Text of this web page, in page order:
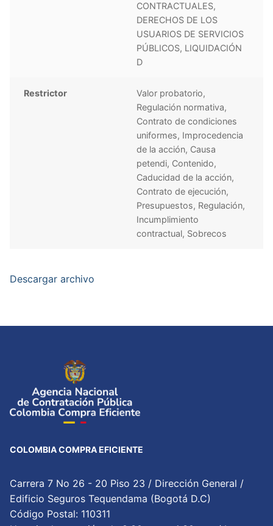
CONTRACTUALES,
DERECHOS DE LOS
USUARIOS DE SERVICIOS
PÚBLICOS, LIQUIDACIÓN
D
Restrictor
Valor probatorio,
Regulación normativa,
Contrato de condiciones
uniformes, Improcedencia
de la acción, Causa
petendi, Contenido,
Caducidad de la acción,
Contrato de ejecución,
Presupuestos, Regulación,
Incumplimiento
contractual, Sobrecos
Descargar archivo
COLOMBIA COMPRA EFICIENTE
Carrera 7 No 26 - 20 Piso 23 / Dirección General /
Edificio Seguros Tequendama (Bogotá D.C)
Código Postal: 110311